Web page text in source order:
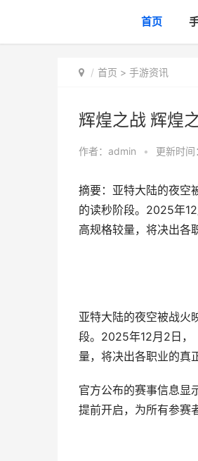
首页
首页 > 手游资讯
辉煌之战 辉煌
作者： admin • 更新时
摘要：亚特大陆的夜空
的读秒阶段。2025年
高规格较量，将决出各
亚特大陆的夜空被战火
段。2025年12月2日，
量，将决出各职业的真
官方公布的赛事信息显
提前开启，为所有参赛